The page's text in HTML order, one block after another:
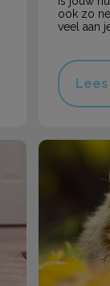
ook zo
veel aan